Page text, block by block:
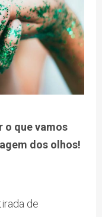
o que vamos
dos olhos!
de